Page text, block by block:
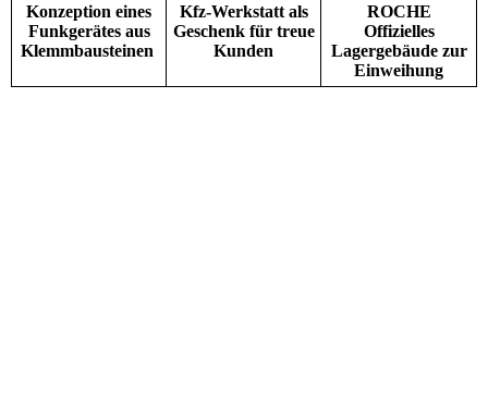
Konzeption eines
Funkgerätes aus
Klemmbausteinen
Kfz-Werkstatt als
Geschenk für treue
Kunden
ROCHE
Offizielles
Lagergebäude zur
Einweihung